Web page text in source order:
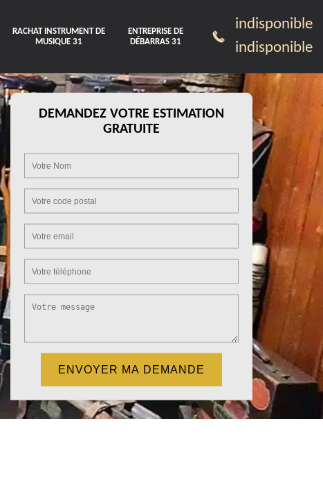
RACHAT INSTRUMENT DE
MUSIQUE 31
ENTREPRISE DE
DÉBARRAS 31
indisponible
indisponible
DEMANDEZ VOTRE ESTIMATION
GRATUITE